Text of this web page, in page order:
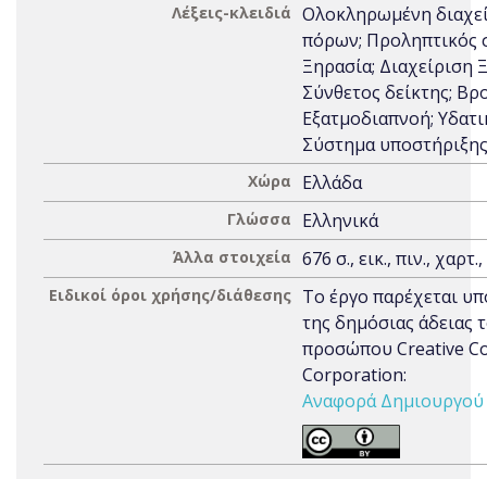
Λέξεις-κλειδιά Ολοκληρωμένη
πόρων; Προληπτικός
Ξηρασία; Διαχείριση
Σύνθετος δείκτης;
Εξατμοδιαπνοή;
Σύστημα
Χώρα Ελλάδα
Γλώσσα Ελληνικά
Άλλα στοιχεία 676 σ., εικ., πιν.,
Ειδικοί όροι χρήσης/διάθεσης Το έργο παρέχεται
της δημόσιας άδειας
προσώπου Creative
Corporation:
Αναφορά Δημιουργού